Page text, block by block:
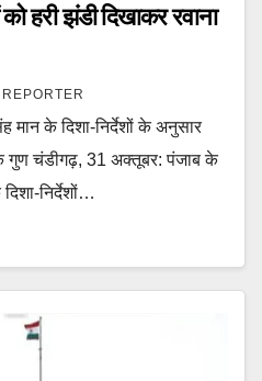
हरी झंडी दिखाकर रवाना
REPORTER
के दिशा-निर्देशों के अनुसार
गुण चंडीगढ़, 31 अक्तूबर: पंजाब के
निर्देशों…